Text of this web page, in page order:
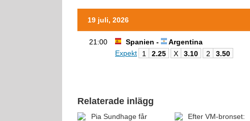
19 juli, 2026
21:00 Spanien -
Argentina
Expekt
1 2.25 X 3.10 2 3.50
Relaterade inlägg